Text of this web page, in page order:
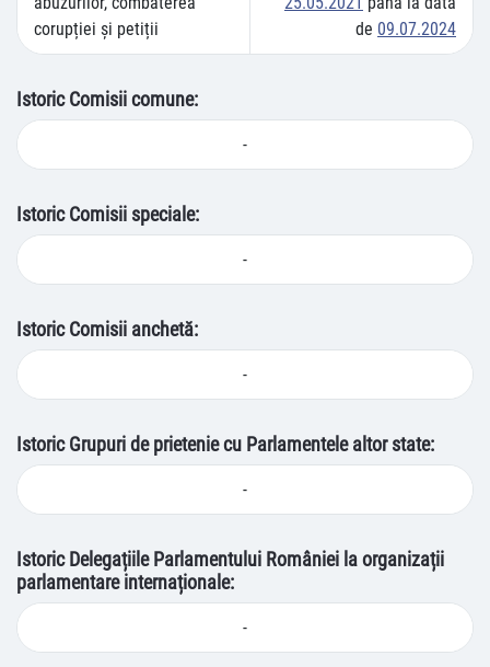
corupției și petiții
de 09.07.2024
Istoric Comisii comune:
-
Istoric Comisii speciale:
-
Istoric Comisii anchetă:
-
Istoric Grupuri de prietenie cu Parlamentele altor state:
-
Istoric Delegațiile Parlamentului României la organizații
parlamentare internaționale:
-